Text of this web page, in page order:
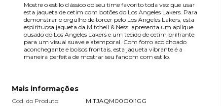
Mostre o estilo clássico do seu time favorito toda vez que usar
esta jaqueta de cetim com botões do Los Angeles Lakers. Para
demonstrar o orgulho de torcer pelo Los Angeles Lakers, esta
espirituosa jaqueta da Mitchell & Ness, apresenta um aplique
ousado do Los Angeles Lakers e um tecido de cetim brilhante
para um visual suave e atemporal. Com forro acolchoado
aconchegante e bolsos frontais, esta jaqueta vibrante é a
maneira perfeita de mostrar seu fandom com estilo.
Mais informações
Cod. do Produto:
MITJAQM00O0I1GG